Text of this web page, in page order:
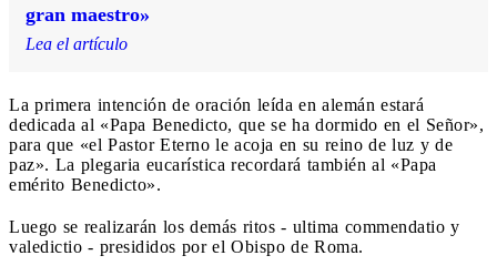
gran maestro»
Lea el artículo
La primera intención de oración leída en alemán estará
dedicada al «Papa Benedicto, que se ha dormido en el Señor»,
para que «el Pastor Eterno le acoja en su reino de luz y de
paz». La plegaria eucarística recordará también al «Papa
emérito Benedicto».
Luego se realizarán los demás ritos - ultima commendatio y
valedictio - presididos por el Obispo de Roma.